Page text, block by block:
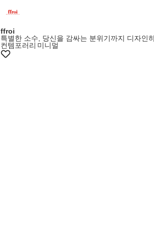
ffroi
특별한 소수, 당신을 감싸는 분위기까지 디자인
컨템포러리 미니멀